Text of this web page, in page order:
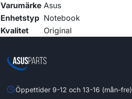
Varumärke Asus
Enhetstyp Notebook
Kvalitet
Original
Öppettider 9-12 och 13-16 (mån-fre)